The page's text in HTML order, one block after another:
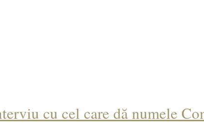
cu cel care dă numele